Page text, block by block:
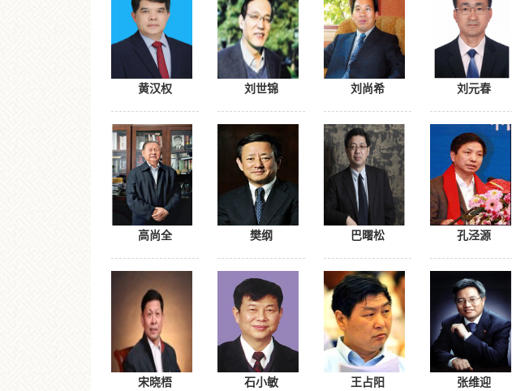
黄汉权 刘世锦 刘尚希 刘元春
高尚全 樊纲 巴曙松 孔泾源
宋晓梧 石小敏 王占阳 张维迎